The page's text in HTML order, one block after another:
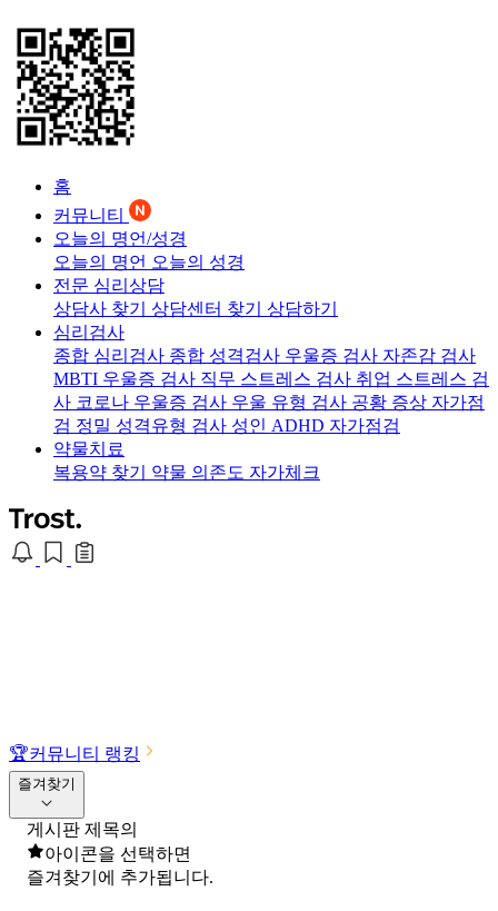
홈
커뮤니티
오늘의 명언/성경
오늘의 명언 오늘의 성경
전문 심리상담
상담사 찾기 상담센터 찾기 상담하기
심리검사
종합 심리검사 종합 성격검사 우울증 검사 자존감 검사
MBTI 우울증 검사 직무 스트레스 검사 취업 스트레스 검
사 코로나 우울증 검사 우울 유형 검사 공황 증상 자가점
검 정밀 성격유형 검사 성인 ADHD 자가점검
약물치료
복용약 찾기 약물 의존도 자가체크
🏆커뮤니티 랭킹
즐겨찾기
게시판 제목의
아이콘을 선택하면
즐겨찾기에 추가됩니다.